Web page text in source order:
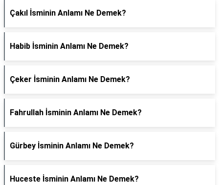
Çakıl İsminin Anlamı Ne Demek?
Habib İsminin Anlamı Ne Demek?
Çeker İsminin Anlamı Ne Demek?
Fahrullah İsminin Anlamı Ne Demek?
Gürbey İsminin Anlamı Ne Demek?
Huceste İsminin Anlamı Ne Demek?